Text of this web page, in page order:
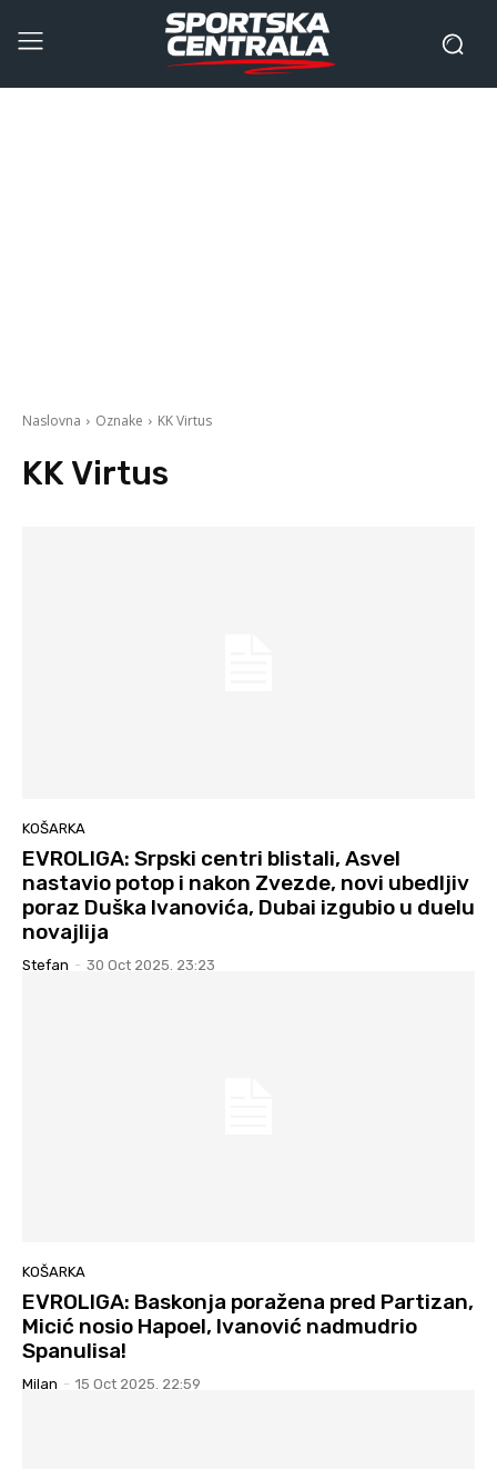
Naslovna Oznake KK Virtus
KK Virtus
KOŠARKA
EVROLIGA: Srpski centri blistali, Asvel
nastavio potop i nakon Zvezde, novi ubedljiv
poraz Duška Ivanovića, Dubai izgubio u duelu
novajlija
Stefan - 30 Oct 2025. 23:23
KOŠARKA
EVROLIGA: Baskonja poražena pred Partizan,
Micić nosio Hapoel, Ivanović nadmudrio
Spanulisa!
Milan - 15 Oct 2025. 22:59